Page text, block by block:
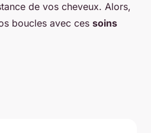
de vos cheveux. Alors,
boucles avec ces soins